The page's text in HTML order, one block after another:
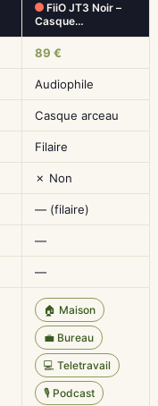
FiiO JT3 Noir –
Casque…
89 €
Audiophile
Casque arceau
Filaire
✗ Non
— (filaire)
—
—
🏠 Maison
💼 Bureau
💻 Teletravail
🎙️ Podcast